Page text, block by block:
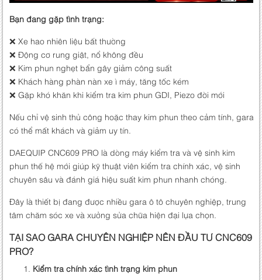
Bạn đang gặp tình trạng:
❌ Xe hao nhiên liệu bất thường
❌ Động cơ rung giật, nổ không đều
❌ Kim phun nghẹt bẩn gây giảm công suất
❌ Khách hàng phàn nàn xe ì máy, tăng tốc kém
❌ Gặp khó khăn khi kiểm tra kim phun GDI, Piezo đời mới
Nếu chỉ vệ sinh thủ công hoặc thay kim phun theo cảm tính, gara
có thể mất khách và giảm uy tín.
DAEQUIP CNC609 PRO là dòng máy kiểm tra và vệ sinh kim
phun thế hệ mới giúp kỹ thuật viên kiểm tra chính xác, vệ sinh
chuyên sâu và đánh giá hiệu suất kim phun nhanh chóng.
Đây là thiết bị đang được nhiều gara ô tô chuyên nghiệp, trung
tâm chăm sóc xe và xưởng sửa chữa hiện đại lựa chọn.
TẠI SAO GARA CHUYÊN NGHIỆP NÊN ĐẦU TƯ CNC609
PRO?
Kiểm tra chính xác tình trạng kim phun